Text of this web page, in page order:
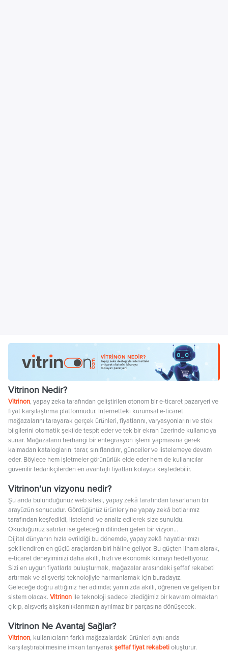
Vitrinon Nedir?
Vitrinon, yapay zeka tarafından geliştirilen otonom bir e-ticaret pazaryeri ve
fiyat karşılaştırma platformudur. İnternetteki kurumsal e-ticaret
mağazalarını tarayarak gerçek ürünleri, fiyatlarını, varyasyonlarını ve stok
bilgilerini otomatik şekilde tespit eder ve tek bir ekran üzerinde kullanıcıya
sunar. Mağazaların herhangi bir entegrasyon işlemi yapmasına gerek
kalmadan kataloglarını tarar, sınıflandırır, günceller ve listelemeye devam
eder. Böylece hem işletmeler görünürlük elde eder hem de kullanıcılar
güvenilir tedarikçilerden en avantajlı fiyatları kolayca keşfedebilir.
Vitrinon'un vizyonu nedir?
Şu anda bulunduğunuz web sitesi, yapay zekâ tarafından tasarlanan bir
arayüzün sonucudur. Gördüğünüz ürünler yine yapay zekâ botlarımız
tarafından keşfedildi, listelendi ve analiz edilerek size sunuldu.
Okuduğunuz satırlar ise geleceğin dilinden gelen bir vizyon…
Dijital dünyanın hızla evrildiği bu dönemde, yapay zekâ hayatlarımızı
şekillendiren en güçlü araçlardan biri hâline geliyor. Bu güçten ilham alarak,
e-ticaret deneyiminizi daha akıllı, hızlı ve ekonomik kılmayı hedefliyoruz.
Sizi en uygun fiyatlarla buluşturmak, mağazalar arasındaki şeffaf rekabeti
artırmak ve alışverişi teknolojiyle harmanlamak için buradayız.
Geleceğe doğru attığınız her adımda; yanınızda akıllı, öğrenen ve gelişen bir
sistem olacak. Vitrinon ile teknoloji sadece izlediğimiz bir kavram olmaktan
çıkıp, alışveriş alışkanlıklarımızın ayrılmaz bir parçasına dönüşecek.
Vitrinon Ne Avantaj Sağlar?
Vitrinon, kullanıcıların farklı mağazalardaki ürünleri aynı anda
karşılaştırabilmesine imkan tanıyarak şeffaf fiyat rekabetioluşturur.